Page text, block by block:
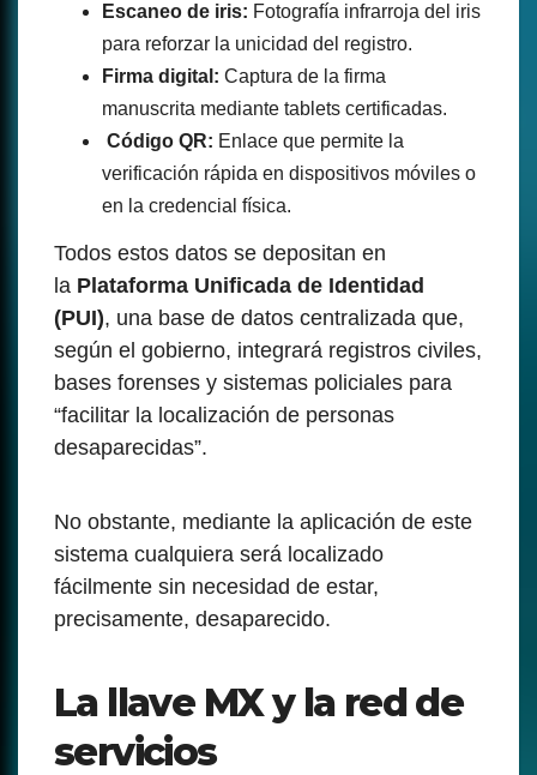
Escaneo de iris: Fotografía infrarroja del iris
para reforzar la unicidad del registro.
Firma digital: Captura de la firma
manuscrita mediante tablets certificadas.
Código QR: Enlace que permite la
verificación rápida en dispositivos móviles o
en la credencial física.
Todos estos datos se depositan en
la Plataforma Unificada de Identidad
(PUI), una base de datos centralizada que,
según el gobierno, integrará registros civiles,
bases forenses y sistemas policiales para
“facilitar la localización de personas
desaparecidas”.
No obstante, mediante la aplicación de este
sistema cualquiera será localizado
fácilmente sin necesidad de estar,
precisamente, desaparecido.
La llave MX y la red de
servicios